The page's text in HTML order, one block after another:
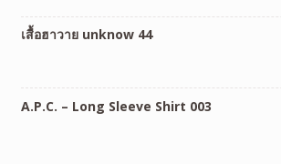
เสื้อฮาวาย unknow 44
A.P.C. – Long Sleeve Shirt 003